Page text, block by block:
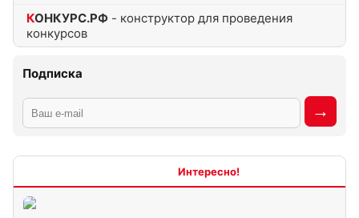
КОНКУРС.РФ - конструктор для проведения
конкурсов
Подписка